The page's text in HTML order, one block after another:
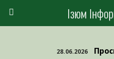
Ізюм
28.06.2026